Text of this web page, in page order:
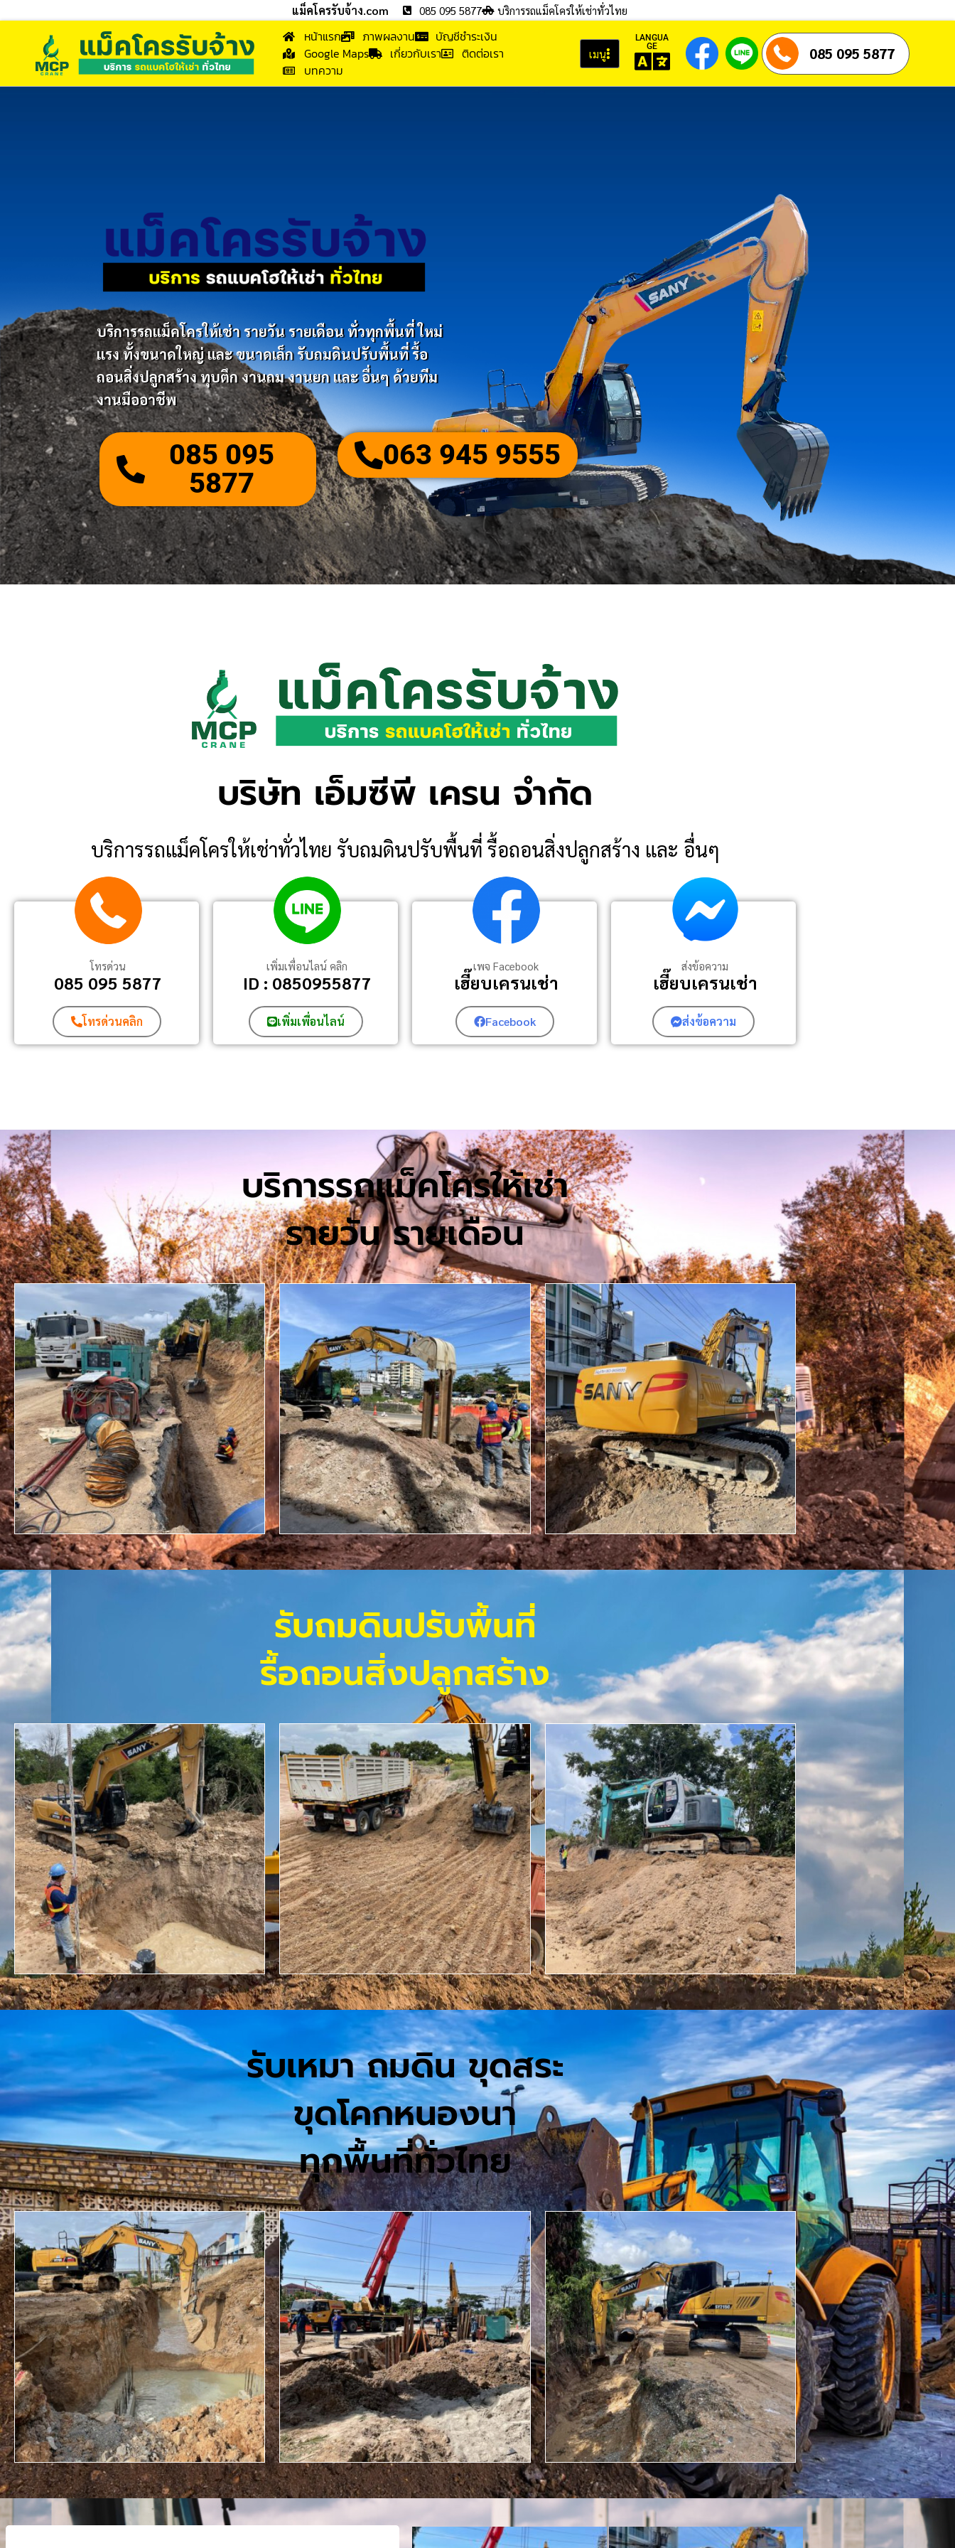
แม็คโครรับจ้าง.com 085 095 5877 บริการรถแม็คโครให้เช่าทั่วไทย
หน้าแรก ภาพผลงาน
บัญชีชำระเงิน
Google Maps
เกี่ยวกับเรา
ติดต่อเรา
บทความ
เมนู
LANGUA
GE
085 095 5877
บริการรถแม็คโครให้เช่า รายวัน รายเดือน ทั่วทุกพื้นที่ ใหม่
แรง ทั้งขนาดใหญ่ และ ขนาดเล็ก รับถมดินปรับพื้นที่ รื้อ
ถอนสิ่งปลูกสร้าง ทุบตึก งานถม งานยก และ อื่นๆ ด้วยทีม
งานมืออาชีพ
085 095
5877
063 945 9555
บริษัท เอ็มซีพี เครน จำกัด
บริการรถแม็คโครให้เช่าทั่วไทย รับถมดินปรับพื้นที่ รื้อถอนสิ่งปลูกสร้าง และ อื่นๆ
โทรด่วน
085 095 5877
โทรด่วนคลิก
เพิ่มเพื่อนไลน์ คลิก
ID : 0850955877
เพิ่มเพื่อนไลน์
เพจ Facebook
เฮี๊ยบเครนเช่า
Facebook
ส่งข้อความ
เฮี๊ยบเครนเช่า
ส่งข้อความ
บริการรถแม็คโครให้เช่า
รายวัน รายเดือน
รับถมดินปรับพื้นที่
รื้อถอนสิ่งปลูกสร้าง
รับเหมา ถมดิน ขุดสระ
ขุดโคกหนองนา
ทุกพื้นที่ทั่วไทย